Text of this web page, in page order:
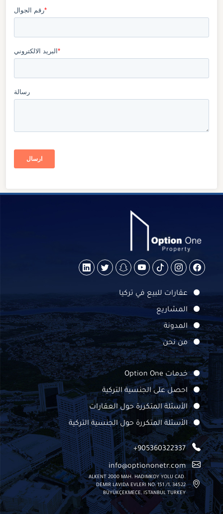
عقارات للبيع في تركيا
المشاريع
المدونة
من نحن
خدمات Option One
احصل على الجنسية التركية
الأسئلة المتكررة حول العقارات
الأسئلة المتكررة حول الجنسية التركية
+905360322337
info@optiononetr.com
ALKENT 2000 MAH. HADIMKOY YOLU CAD.
DEMIR LAVIDA EVLERI NO: 151 /1, 34522
BÜYÜKÇEKMECE, ISTANBUL TURKEY